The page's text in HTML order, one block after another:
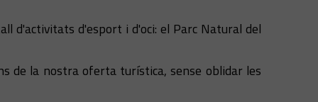
d'activitats d'esport i d'oci: el Parc Natural del
de la nostra oferta turística, sense oblidar les